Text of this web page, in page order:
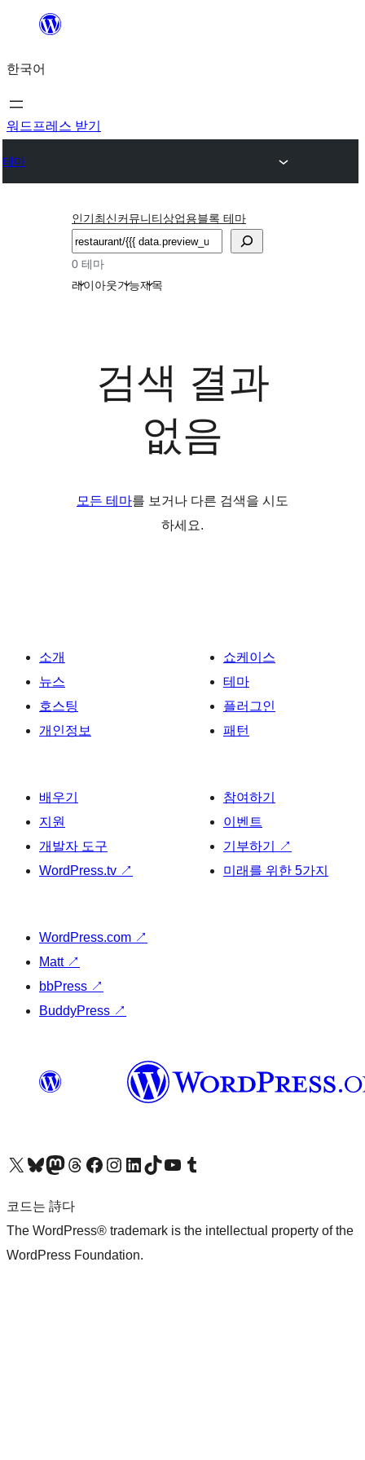
츠
로
바
가
한국어
워드프레스 받기
테마
인기최신커뮤니티상업용블록 테마
검
색
0 테마
레이아웃기능제목
검색 결과
없음
모든 테마를 보거나 다른 검색을 시도
하세요.
소개
뉴스
호스팅
개인정보
쇼케이스
테마
플러그인
패턴
배우기
지원
개발자 도구
WordPress.tv ↗
참여하기
이벤트
기부하기
↗
미래를 위한 5가지
WordPress.com ↗
Matt ↗
bbPress ↗
BuddyPress ↗
X(이전 트위터) 계정 방문하기블루스카이 계정 방문하기마스토돈 계정 방문하기스레드 계정 방문하기 페이스북 페이지 방문하기인스타그램 계정 방문하기 LinkedIn 계정 방문하기틱톡 계정 방문하기유튜브 채널 방문하기 텀블러 계정 방문하기
코드는 詩다
The WordPress® trademark is the intellectual property of the
WordPress Foundation.